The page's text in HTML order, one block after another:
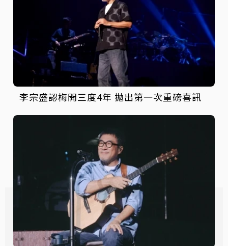
李宗盛認梅開三度4年 拋出第一次重磅喜訊